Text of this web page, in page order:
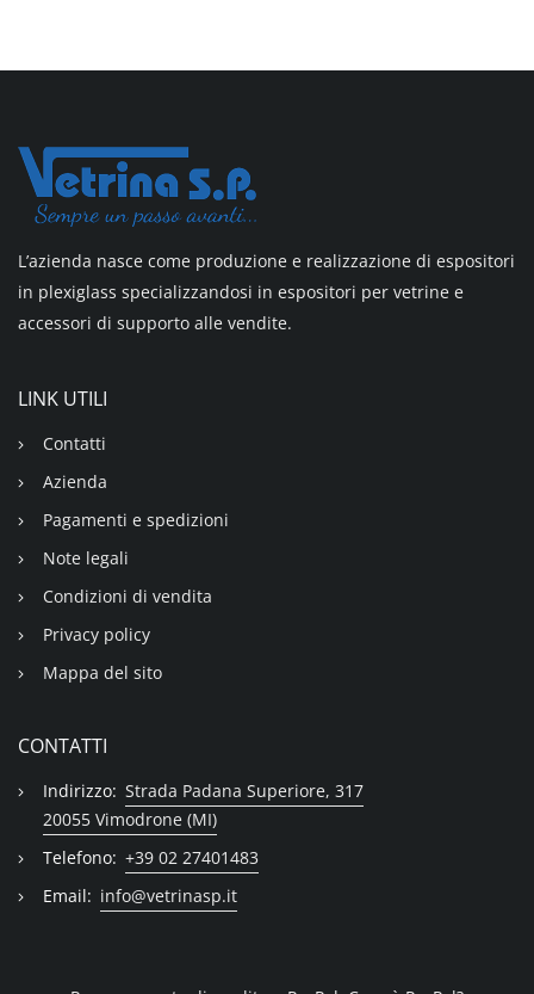
L’azienda nasce come produzione e realizzazione di espositori
in plexiglass specializzandosi in espositori per vetrine e
accessori di supporto alle vendite.
LINK UTILI
Contatti
Azienda
Pagamenti e spedizioni
Note legali
Condizioni di vendita
Privacy policy
Mappa del sito
CONTATTI
Indirizzo: Strada Padana Superiore, 317
20055 Vimodrone (MI)
Telefono: +39 02 27401483
Email: info@vetrinasp.it